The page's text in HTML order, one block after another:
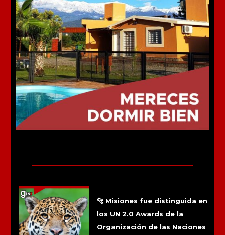
Más noticias
🐆 Misiones fue distinguida en
los UN 2.0 Awards de la
Organización de las Naciones